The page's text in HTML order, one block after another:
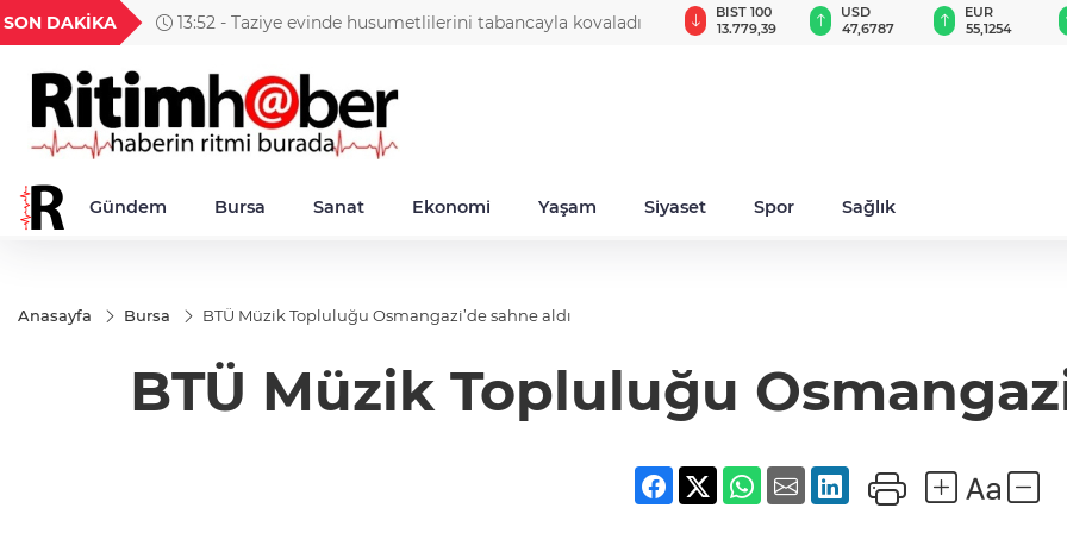
SON DAKİKA 13:52 - Taziye evinde husumetlilerini tabancayla kovaladı
18,2677
TND
16,3788
BGN
27,9743
VND
0,0018
GAU/TRY
6.660,55
BIST 100
13.779,39
USD
47,6787
EUR
55,1254
Gündem Bursa Sanat Ekonomi Yaşam Siyaset Spor Sağlık
Anasayfa Bursa BTÜ Müzik Topluluğu Osmangazi’de sahne aldı
BTÜ Müzik Topluluğu